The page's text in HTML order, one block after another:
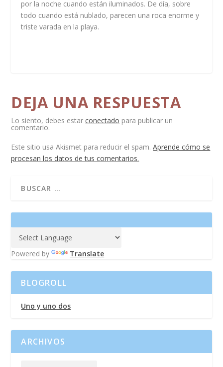
por la noche cuando están iluminados. De día, sobre
todo cuando está nublado, parecen una roca enorme y
triste varada en la playa.
DEJA UNA RESPUESTA
Lo siento, debes estarconectado para publicar un
comentario.
Este sitio usa Akismet para reducir el spam.Aprende cómo se
procesan los datos de tus comentarios.
Powered by Translate
BLOGROLL
Uno y uno dos
ARCHIVOS